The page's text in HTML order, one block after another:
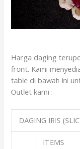
Harga daging
front. Kami
table di bawah ini
Outlet kami :
DAGING IRIS
ITEMS